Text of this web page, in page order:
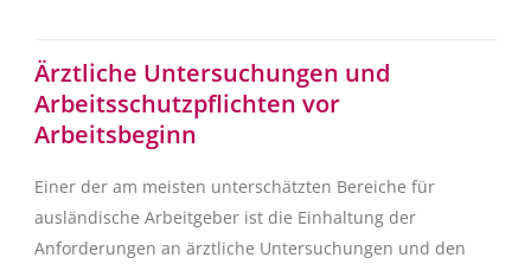
Ärztliche Untersuchungen und
Arbeitsschutzpflichten vor
Arbeitsbeginn
Einer der am meisten unterschätzten Bereiche für
ausländische Arbeitgeber ist die Einhaltung der
Anforderungen an ärztliche Untersuchungen und den